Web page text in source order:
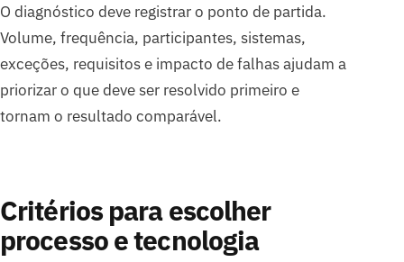
O diagnóstico deve registrar o ponto de partida.
Volume, frequência, participantes, sistemas,
exceções, requisitos e impacto de falhas ajudam a
priorizar o que deve ser resolvido primeiro e
tornam o resultado comparável.
Critérios para escolher
processo e tecnologia